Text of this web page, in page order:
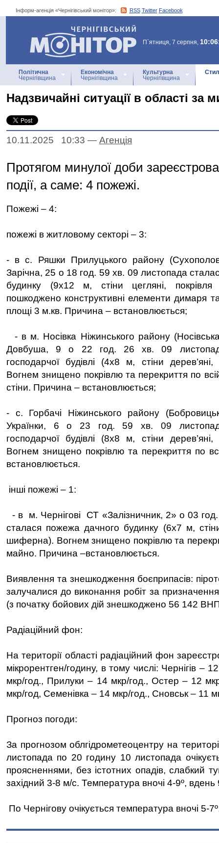
Інформ-агенція «Чернігівський монітор»: RSS Twitter Facebook
Інформ-агенція
«Чернігівський монітор»
П`ятниця, 7 серпня,
Політична
Чернігівщина
Економічна
Чернігівщина
Культурна
Чернігівщина
Надзвичайні ситуації в області за
10.11.2025 10:33 — Агенцiя
Протягом минулої доби
події, а саме: 4 пожежі.
Пожежі – 4:
пожежі в житловому секторі – 3:
- в с. Ряшки Прилуцького району
Зарічна, 25 о 18 год. 59 хв. 09 листопада
будинку (9х12 м, стіни цегляні,
пошкоджено конструктивні елементи димаря
площі 3 м.кв. Причина – встановлюється;
- в м. Носівка Ніжинського району
Довбуша, 9 о 22 год. 26 хв. 09
господарчої будівлі (4х8 м, стіни
Вогнем знищено покрівлю та перекриття по
стіни. Причина – встановлюється;
- с. Горбачі Ніжинського району
Українки, 6 о 23 год. 59 хв. 09
господарчої будівлі (8х8 м, стіни
Вогнем знищено покрівлю та перекриття по
встановлюється.
інші пожежі – 1:
- в м. Чернігові СТ «Залізничник, 2» о 03
сталася пожежа дачного будинку (6х7 м, стіни
шиферна). Вогнем знищено покрівлю та
майно. Причина –встановлюється.
Виявлення та знешкодження боєприпасів:
залучалися до виконання робіт за
(з початку бойових дій знешкоджено 56 142
Радіаційний фон:
На території області радіаційний фон
мікрорентген/годину, в тому числі: Чернігів –
мкр/год., Прилуки – 14 мкр/год., Остер – 12
мкр/год, Семенівка – 14 мкр/год., Сновськ – 11
Прогноз погоди:
За прогнозом облгідрометеоцентру на
листопада по 20 годину 10 листопада
проясненнями, без істотних опадів, слабкий
західний 3-8 м/с. Температура вночі 4-9º, вдень
По Чернігову очікується температура вночі 5-